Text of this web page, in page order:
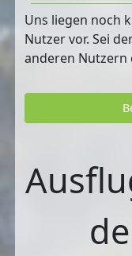
Uns liegen noch
Nutzer vor. Sei
anderen Nutzern